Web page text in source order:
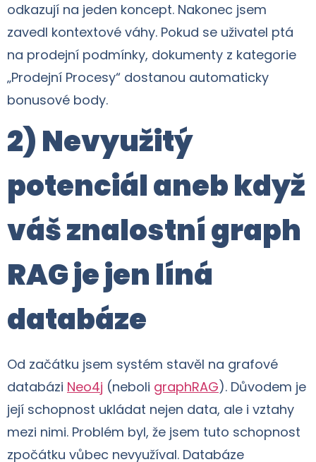
odkazují na jeden koncept. Nakonec jsem
zavedl kontextové váhy. Pokud se uživatel ptá
na prodejní podmínky, dokumenty z kategorie
„Prodejní Procesy“ dostanou automaticky
bonusové body.
2) Nevyužitý
potenciál aneb když
váš znalostní graph
RAG je jen líná
databáze
Od začátku jsem systém stavěl na grafové
databázi Neo4j (neboli graphRAG). Důvodem je
její schopnost ukládat nejen data, ale i vztahy
mezi nimi. Problém byl, že jsem tuto schopnost
zpočátku vůbec nevyužíval. Databáze